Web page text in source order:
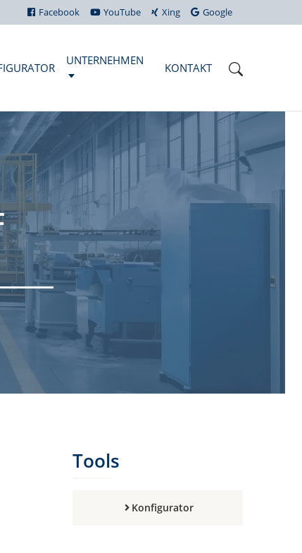
Facebook YouTube Xing Google
UNTERNEHMEN
KONTAKT
Tools
Konfigurator